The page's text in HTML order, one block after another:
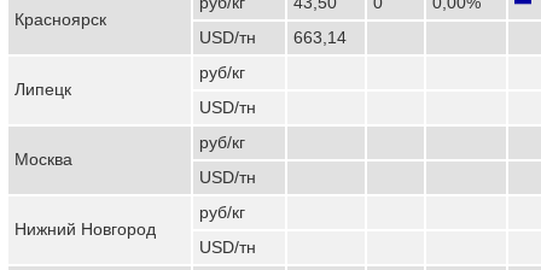
Красноярск
USD/тн
663,14
Липецк
руб/кг
USD/тн
Москва
руб/кг
USD/тн
Нижний Новгород
руб/кг
USD/тн